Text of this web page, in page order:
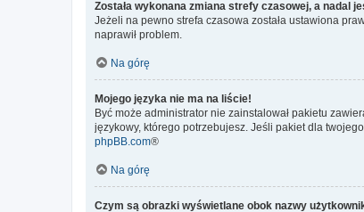
Została wykonana zmiana strefy czasowej, a nadal
Jeżeli na pewno strefa czasowa została ustawiona
naprawił problem.
Na górę
Mojego języka nie ma na liście!
Być może administrator nie zainstalował pakietu
językowy, którego potrzebujesz. Jeśli pakiet dla
phpBB.com®
Na górę
Czym są obrazki wyświetlane obok nazwy